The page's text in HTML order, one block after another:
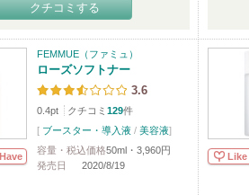
クチコミする
Have
FEMMUE（ファミュ）
ローズソフトナー
3.6
0.4pt クチコミ 129件
[ ブースター・導入液/ 美容液]
容量・税込価格50ml・3,960円
発売日
2020/8/19
Like